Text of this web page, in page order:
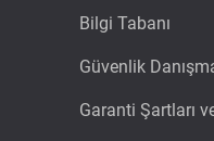
Bilgi Tabanı
Güvenlik
Garanti Şartları